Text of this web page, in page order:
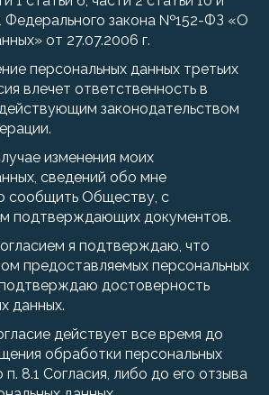
Федерального закона №152-ФЗ «О
от 27.07.2006 г.
персональных данных третьих
влечет ответственность в
законодательством
изменения моих
сведений обо мне
сообщить Обществу, с
подтверждающих документов.
я подтверждаю, что
предоставляемых персональных
достоверность
данных.
действует все время до
обработки персональных
п. 8.1 Согласия, либо до его отзыва